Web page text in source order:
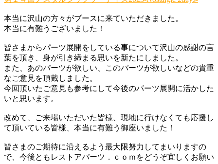
本当に沢山の方々がブースに来ていただきました。
本当に有難うございました！
皆さまからパーツ展開をしている事について沢山の感謝の言
葉を頂き、身が引き締まる思いを新たにしました。
また、あのパーツが欲しい、このパーツが欲しいなどの貴重
なご意見を頂戴しました。
今回頂いたご意見も参考にして今後のパーツ展開に活かした
いと思います。
改めて、ご来場いただいた皆様、現地に行けなくても応援し
て頂いている皆様、本当に有難う御座いました！
皆さまのご期待に沿えるよう最大限努力してまいりますの
で、今後ともレストアパーツ．ｃｏｍをどうぞ宜しくお願い